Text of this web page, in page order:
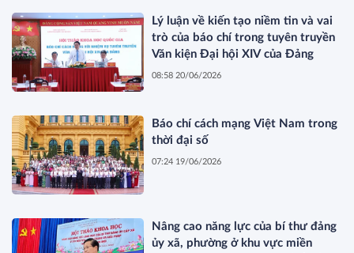
Lý luận về kiến tạo niềm tin và vai
trò của báo chí trong tuyên truyền
Văn kiện Đại hội XIV của Đảng
08:58 20/06/2026
Báo chí cách mạng Việt Nam trong
thời đại số
07:24 19/06/2026
Nâng cao năng lực của bí thư đảng
ủy xã, phường ở khu vực miền